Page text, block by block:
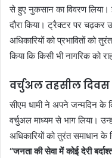
से हुए नुकसान का विवरण
दौरा किया। ट्रैक्टर पर चढ़कर
अधिकारियों को प्रभावितों को
किया कि किसी भी नागरिक को
वर्चुअल तहसील
सीएम धामी ने अपने जन्मदिन के
वर्चुअल माध्यम से भाग लिया।
अधिकारियों को तुरंत समाधान
“जनता की सेवा में कोई देरी